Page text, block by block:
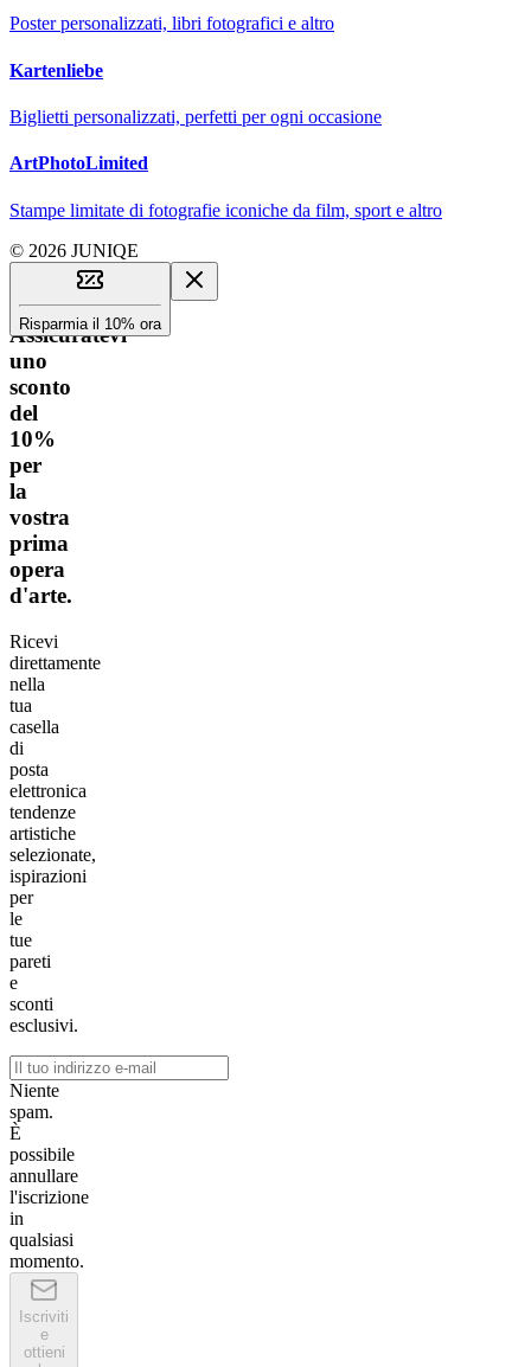
Poster personalizzati, libri fotografici e altro
Kartenliebe
Biglietti personalizzati, perfetti per ogni occasione
ArtPhotoLimited
Stampe limitate di fotografie iconiche da film, sport e altro
© 2026 JUNIQE
Assicuratevi
uno
sconto
del
10%
per
la
vostra
prima
opera
d'arte.
Ricevi
direttamente
nella
tua
casella
di
posta
elettronica
tendenze
artistiche
selezionate,
ispirazioni
per
le
tue
pareti
e
sconti
esclusivi.
Niente
spam.
È
possibile
annullare
l'iscrizione
in
qualsiasi
momento.
Iscriviti
e
ottieni
Risparmia il 10% ora